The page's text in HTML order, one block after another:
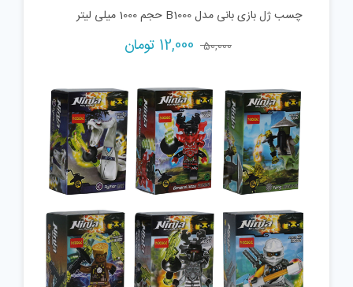
چسب ژل بازی بانی مدل B1000 حجم 1000 میلی لیتر
50,000
Original
50,000 تومان.
12,000 تومان
12,000 تومان.